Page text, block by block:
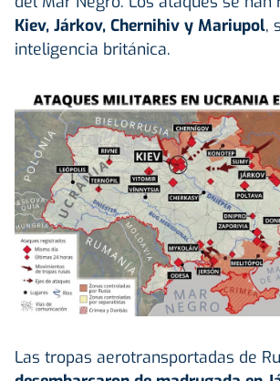
Kiev, Járkov, Chernihiv y Mariupol,
inteligencia británica.
Las tropas aerotransportadas de